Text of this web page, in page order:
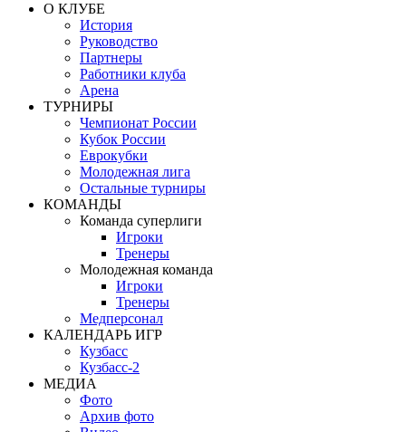
О КЛУБЕ
История
Руководство
Партнеры
Работники клуба
Арена
ТУРНИРЫ
Чемпионат России
Кубок России
Еврокубки
Молодежная лига
Остальные турниры
КОМАНДЫ
Команда суперлиги
Игроки
Тренеры
Молодежная команда
Игроки
Тренеры
Медперсонал
КАЛЕНДАРЬ ИГР
Кузбасс
Кузбасс-2
МЕДИА
Фото
Архив фото